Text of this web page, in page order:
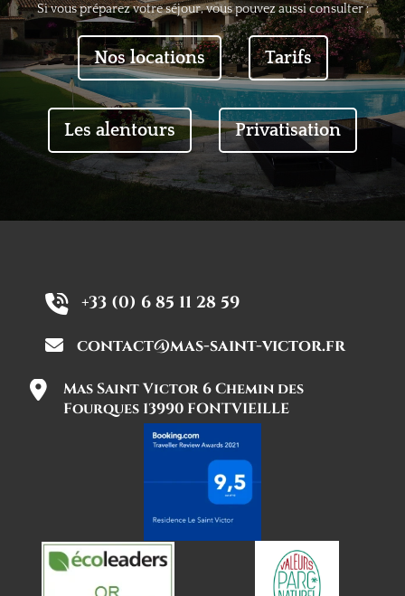
Si vous préparez votre séjour, vous pouvez aussi consulter :
Nos locations Tarifs
Les alentours Privatisation
+33 (0) 6 85 11 28 59
contact@mas-saint-victor.fr
Mas Saint Victor 6 Chemin des
Fourques 13990 FONTVIEILLE